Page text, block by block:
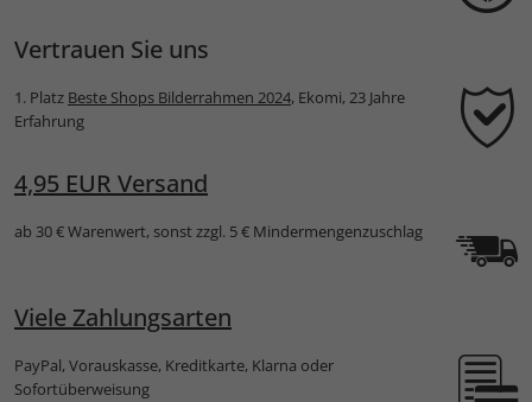
Vertrauen Sie uns
1. Platz Beste Shops Bilderrahmen 2024, Ekomi, 23 Jahre
Erfahrung
4,95 EUR Versand
ab 30 € Warenwert, sonst zzgl. 5 € Mindermengenzuschlag
Viele Zahlungsarten
PayPal, Vorauskasse, Kreditkarte, Klarna oder
Sofortüberweisung